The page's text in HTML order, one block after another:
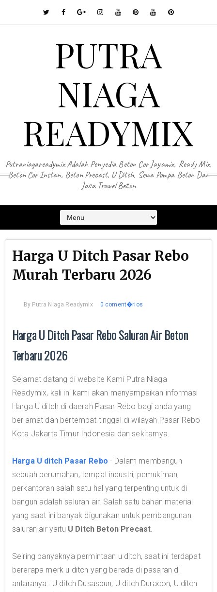
PUTRA
NIAGA
READYMIX
Putraniagareadymix Adalah Penyedia Beton Cor Jayamix, Ready Mix,
Beton Cor Instan, Beton Precast, U Ditch, Sewa Pompa Beton Dan
Jasa Trowel Beton
Harga U Ditch Pasar Rebo
Murah Terbaru 2026
By Putra Niaga Readymix 0 coment�rios
Harga U Ditch Pasar Rebo Saluran Air Beton
Terbaru 2026
Selamat datang di website Kami Putra Niaga
Readymix, kali ini kami akan menyampaikan informasi
Harga U ditch di daerah Pasar Rebo bagi anda yang
berlamat dan bertempat tinggal di wilayah Pasar Rebo
Kota Jakarta Timur Indonesia dan sekitarnya.
Harga U ditch Pasar Rebo - Dalam membangun
sebuah perumahan, tempat industri, pemukiman,
perkantoran salah satu hal yang terpenting untuk di
bangun adalah saluran air. Salah satu bahan material
yang saat ini banyak digunakan untuk pembangunan
saluran air yaitu U Ditch Beton Precast.
Seiring banyaknya permintaan u ditch, saat ini terdapat
bererapa merk u ditch yang berada di pasaran di
antaranya : U ditch Dusaspun, U ditch Duracon, U ditch